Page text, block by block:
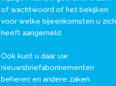
of wachtwoord of het bekijken
voor welke bijeenkomsten u zich
heeft aangemeld.
Ook kunt u daar uw
nieuwsbriefabonnementen
beheren en andere zaken